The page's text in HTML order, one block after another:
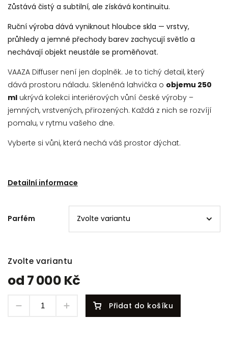
Zůstává čistý a subtilní, ale získává kontinuitu.
Ruční výroba dává vyniknout hloubce skla — vrstvy,
průhledy a jemné přechody barev zachycují světlo a
nechávají objekt neustále se proměňovat.
VAAZA Diffuser není jen doplněk. Je to tichý detail, který
dává prostoru náladu. Skleněná lahvička o objemu 250
ml ukrývá kolekci interiérových vůní české výroby –
jemných, vrstvených, přirozených. Každá z nich se rozvíjí
pomalu, v rytmu vašeho dne.
Vyberte si vůni, která nechá váš prostor dýchat.
Detailní informace
Parfém
od 7 000 Kč
Zvolte variantu
Přidat do košíku